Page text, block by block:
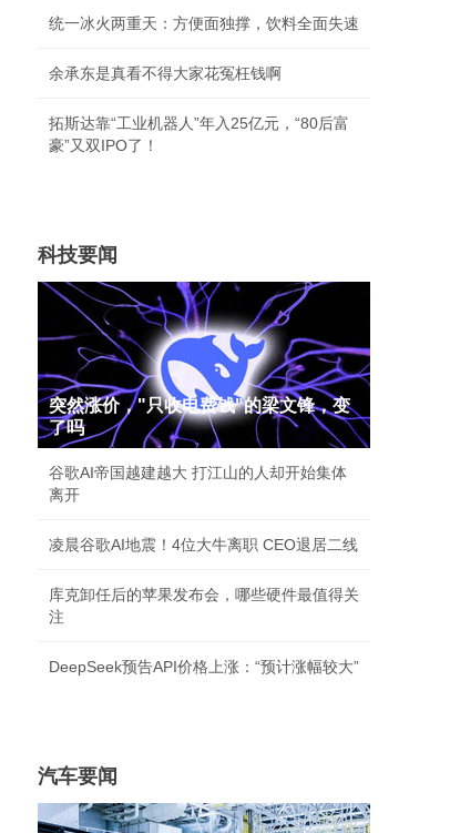
统一冰火两重天：方便面独撑，饮料全面失速
余承东是真看不得大家花冤枉钱啊
拓斯达靠“工业机器人”年入25亿元，“80后富
豪”又双IPO了！
科技要闻
突然涨价，"只收电费钱"的梁文锋，变
了吗
谷歌AI帝国越建越大 打江山的人却开始集体
离开
凌晨谷歌AI地震！4位大牛离职 CEO退居二线
库克卸任后的苹果发布会，哪些硬件最值得关
注
DeepSeek预告API价格上涨：“预计涨幅较大”
汽车要闻